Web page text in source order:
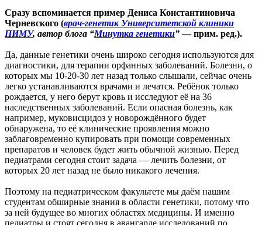
Сразу вспоминается пример Дениса Константиновича
Черневского (врач-генетик Университетской клиники
ПИМУ, автор блога “Минутка генетики”— прим. ред.).
Да, данные генетики очень широко сегодня используются для
диагностики, для терапии орфанных заболеваний. Болезни, о
которых мы 10-20-30 лет назад только слышали, сейчас очень
легко устанавливаются врачами и лечатся. Ребёнок только
рождается, у него берут кровь и исследуют её на 36
наследственных заболеваний. Если опасная болезнь, как
например, муковисцидоз у новорождённого будет
обнаружена, то её клинические проявления можно
заблаговременно купировать при помощи современных
препаратов и человек будет жить обычной жизнью. Перед
педиатрами сегодня стоит задача — лечить болезни, от
которых 20 лет назад не было никакого лечения.
Поэтому на педиатрическом факультете мы даём нашим
студентам обширные знания в области генетики, потому что
за ней будущее во многих областях медицины. И именно